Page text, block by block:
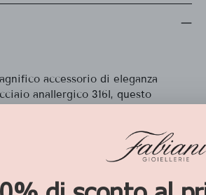
accessorio di eleganza
anallergico 316l, questo